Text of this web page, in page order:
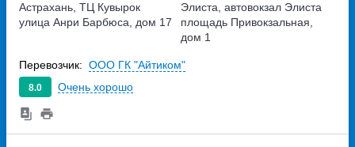
Астрахань, ТЦ Кувырок
улица Анри Барбюса, дом 17
Элиста, автовокзал Элиста
площадь Привокзальная,
дом 1
8.0 Очень хорошо
Перевозчик: ООО ГК "Айтиком"